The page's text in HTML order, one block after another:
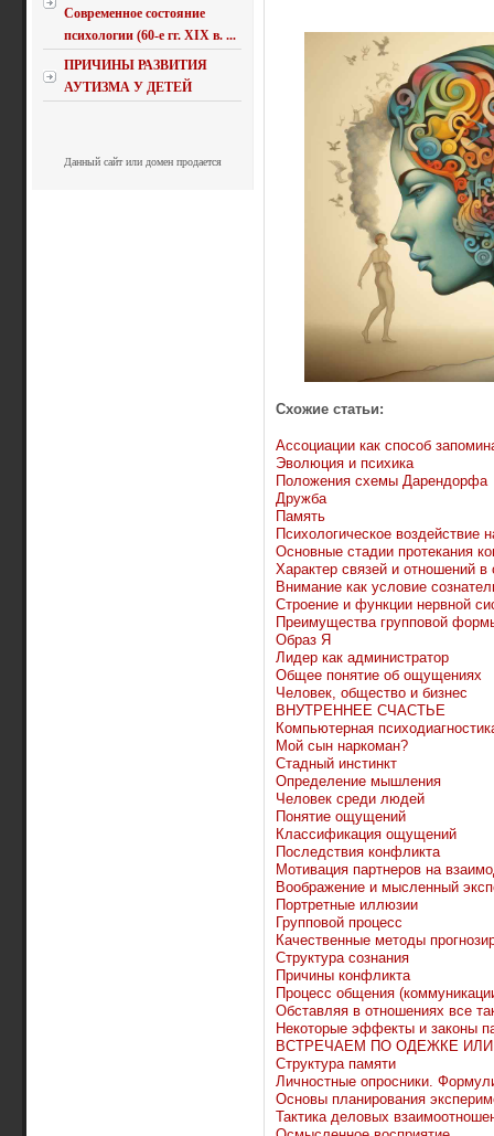
Современное состояние
психологии (60-е гг. XIX в. ...
ПРИЧИНЫ РАЗВИТИЯ
АУТИЗМА У ДЕТЕЙ
Данный сайт или домен продается
Схожие статьи:
Ассоциации как способ
Эволюция и психика
Положения схемы Дарендорфа
Дружба
Память
Психологическое воздействие
Основные стадии протекания
Характер связей и отношений в
Внимание как условие
Строение и функции нервной
Преимущества групповой
Образ Я
Лидер как администратор
Общее понятие об ощущениях
Человек, общество и бизнес
ВНУТРЕННЕЕ СЧАСТЬЕ
Компьютерная
Мой сын наркоман?
Стадный инстинкт
Определение мышления
Человек среди людей
Понятие ощущений
Классификация ощущений
Последствия конфликта
Мотивация партнеров на
Воображение и мысленный
Портретные иллюзии
Групповой процесс
Качественные методы
Структура сознания
Причины конфликта
Процесс общения
Обставляя в отношениях все
Некоторые эффекты и законы
ВСТРЕЧАЕМ ПО ОДЕЖКЕ
Структура памяти
Личностные опросники.
Основы планирования
Тактика деловых